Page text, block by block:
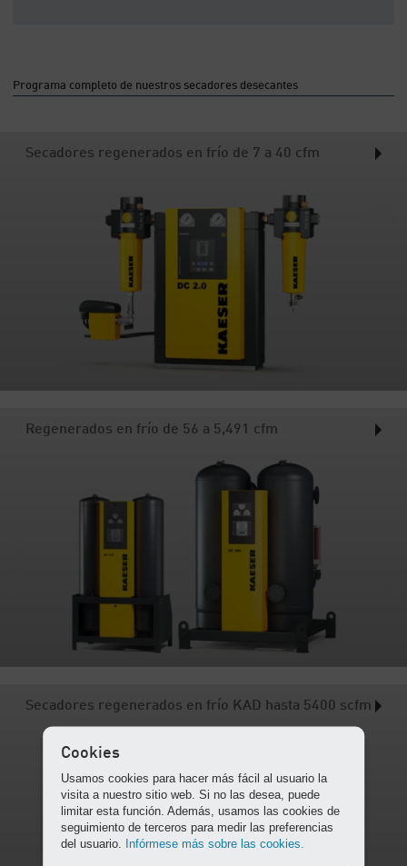
Programa completo de nuestros secadores desecantes
Secadores regenerados en frío de 7 a 40 cfm
Regenerados en frío de 56 a 5,491 cfm
Secadores regenerados en frío KAD hasta 5400 scfm
Cookies
Usamos cookies para hacer más fácil al usuario la
visita a nuestro sitio web. Si no las desea, puede
limitar esta función. Además, usamos las cookies de
seguimiento de terceros para medir las preferencias
del usuario. Infórmese más sobre las cookies.